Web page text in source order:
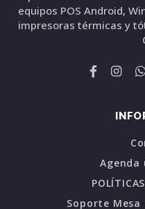
equipos POS Android,
impresoras térmicas y
Agenda
Soporte Mesa